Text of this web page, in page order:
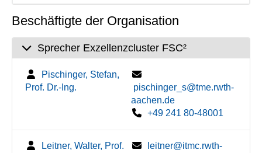
Beschäftigte der Organisation
Sprecher Exzellenzcluster FSC²
Pischinger, Stefan,
Prof. Dr.-Ing.
pischinger_s@tme.rwth-
aachen.de
+49 241 80-48001
Leitner, Walter, Prof.
leitner@itmc.rwth-